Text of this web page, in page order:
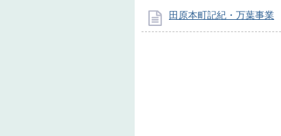
田原本町記紀・万葉事業